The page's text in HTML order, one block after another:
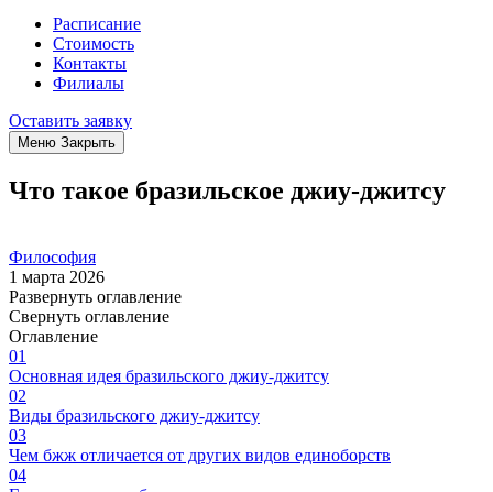
Расписание
Стоимость
Контакты
Филиалы
Оставить заявку
Меню Закрыть
Что такое бразильское джиу-джитсу
Философия
1 марта 2026
Развернуть оглавление
Свернуть оглавление
Оглавление
01
Основная идея бразильского джиу-джитсу
02
Виды бразильского джиу-джитсу
03
Чем бжж отличается от других видов единоборств
04